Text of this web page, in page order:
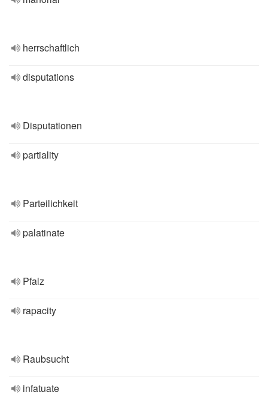
herrschaftlich
disputations
Disputationen
partiality
Parteilichkeit
palatinate
Pfalz
rapacity
Raubsucht
infatuate